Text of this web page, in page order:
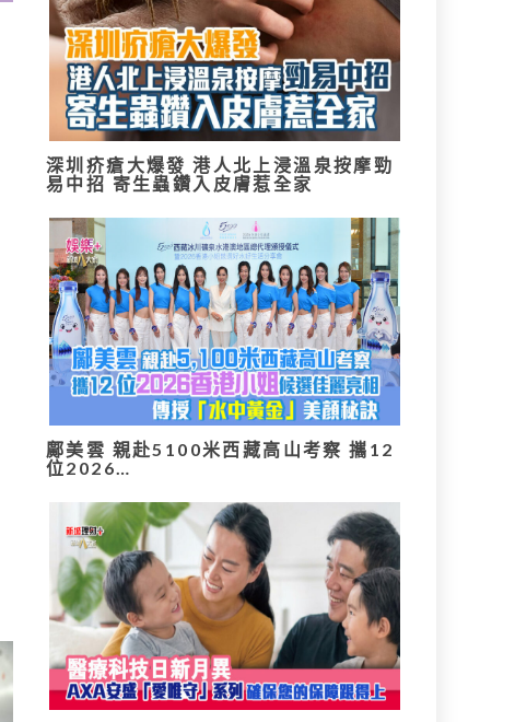
深圳疥瘡大爆發 港人北上浸溫泉按摩勁
易中招 寄生蟲鑽入皮膚惹全家
鄺美雲 親赴5100米西藏高山考察 攜12
位2026…